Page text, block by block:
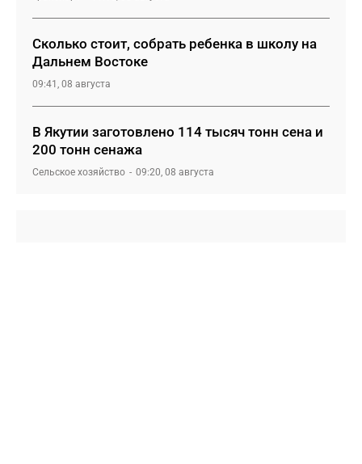
Сколько стоит, собрать ребенка в школу на
Дальнем Востоке
09:41, 08 августа
В Якутии заготовлено 114 тысяч тонн сена и
200 тонн сенажа
Сельское хозяйство 09:20, 08 августа